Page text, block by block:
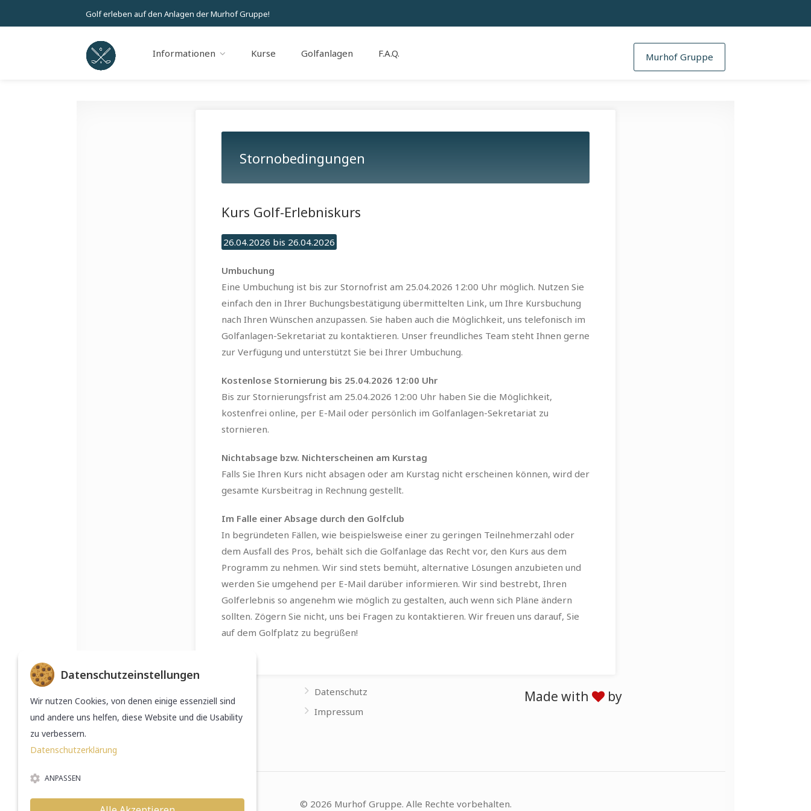
Golf erleben auf den Anlagen der Murhof Gruppe!
Informationen Kurse Golfanlagen F.A.Q. Murhof Gruppe
Stornobedingungen
Kurs Golf-Erlebniskurs
26.04.2026 bis 26.04.2026
Umbuchung
Eine Umbuchung ist bis zur Stornofrist am 25.04.2026 12:00 Uhr möglich. Nutzen Sie
einfach den in Ihrer Buchungsbestätigung übermittelten Link, um Ihre Kursbuchung
nach Ihren Wünschen anzupassen. Sie haben auch die Möglichkeit, uns telefonisch im
Golfanlagen-Sekretariat zu kontaktieren. Unser freundliches Team steht Ihnen gerne
zur Verfügung und unterstützt Sie bei Ihrer Umbuchung.
Kostenlose Stornierung bis 25.04.2026 12:00 Uhr
Bis zur Stornierungsfrist am 25.04.2026 12:00 Uhr haben Sie die Möglichkeit,
kostenfrei online, per E-Mail oder persönlich im Golfanlagen-Sekretariat zu
stornieren.
Nichtabsage bzw. Nichterscheinen am Kurstag
Falls Sie Ihren Kurs nicht absagen oder am Kurstag nicht erscheinen können, wird der
gesamte Kursbeitrag in Rechnung gestellt.
Im Falle einer Absage durch den Golfclub
In begründeten Fällen, wie beispielsweise einer zu geringen Teilnehmerzahl oder
dem Ausfall des Pros, behält sich die Golfanlage das Recht vor, den Kurs aus dem
Programm zu nehmen. Wir sind stets bemüht, alternative Lösungen anzubieten und
werden Sie umgehend per E-Mail darüber informieren. Wir sind bestrebt, Ihren
Golferlebnis so angenehm wie möglich zu gestalten, auch wenn sich Pläne ändern
sollten. Zögern Sie nicht, uns bei Fragen zu kontaktieren. Wir freuen uns darauf, Sie
auf dem Golfplatz zu begrüßen!
Österreichischer Golfverband
Datenschutz
Impressum
Made with by
© 2026 Murhof Gruppe. Alle Rechte vorbehalten.
Datenschutzeinstellungen
Wir nutzen Cookies, von denen einige essenziell sind
und andere uns helfen, diese Website und die Usability
zu verbessern.
Datenschutzerklärung
ANPASSEN